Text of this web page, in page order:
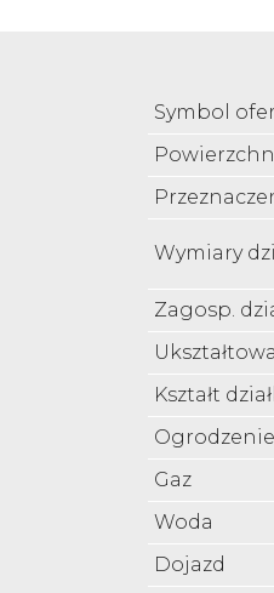
Symbol
Wymiary
Zagosp.
Kształt
Ogrodzenie
Gaz
Woda
Dojazd